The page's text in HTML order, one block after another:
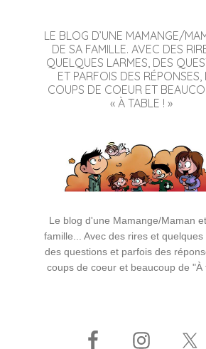
LE BLOG D’UNE MAMANGE/
DE SA FAMILLE. AVEC DES
QUELQUES LARMES, DES
ET PARFOIS DES RÉPONSES,
COUPS DE COEUR ET
« À TABLE ! »
Le blog d'une Mamange/Maman
famille... Avec des rires et quelques
des questions et parfois des
coups de coeur et beaucoup de "À